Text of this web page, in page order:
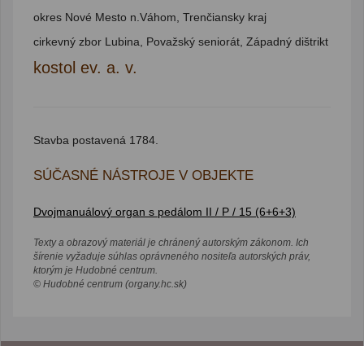
okres Nové Mesto n.Váhom, Trenčiansky kraj
cirkevný zbor Lubina, Považský seniorát, Západný dištrikt
kostol ev. a. v.
Stavba postavená 1784.
SÚČASNÉ NÁSTROJE V OBJEKTE
Dvojmanuálový organ s pedálom II / P / 15 (6+6+3)
Texty a obrazový materiál je chránený autorským zákonom. Ich
šírenie vyžaduje súhlas oprávneného nositeľa autorských práv,
ktorým je Hudobné centrum.
© Hudobné centrum (organy.hc.sk)